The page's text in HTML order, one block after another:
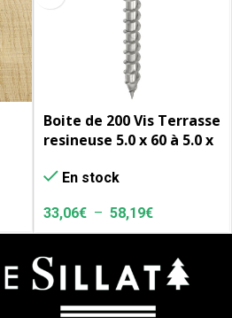
Boite de 200 Vis Terrasse
resineuse 5.0 x 60 à 5.0 x
En stock
33,06€ – 58,19€